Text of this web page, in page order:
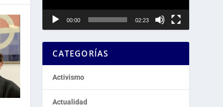
00:00 02:23
CATEGORÍAS
Activismo
Actualidad